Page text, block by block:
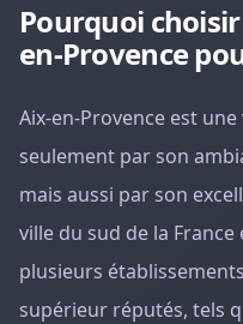
Pourquoi
en-Provence
Aix-en-Provence est
seulement par son
mais aussi par son
ville du sud de la
plusieurs
supérieur réputés, tels